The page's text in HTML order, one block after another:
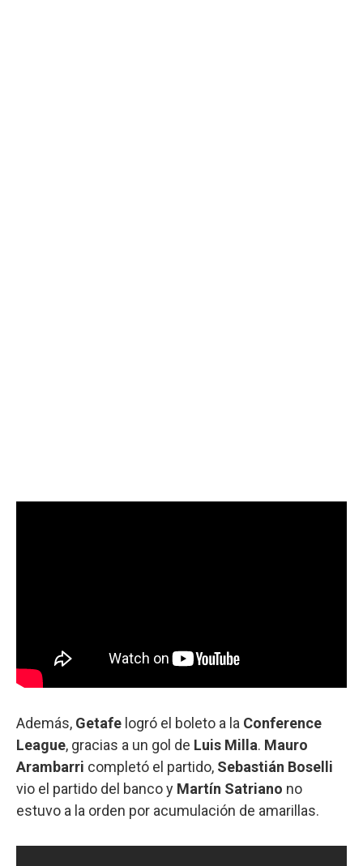
Además, Getafe logró el boleto a la Conference
League, gracias a un gol de Luis Milla. Mauro
Arambarri completó el partido, Sebastián Boselli
vio el partido del banco y Martín Satriano no
estuvo a la orden por acumulación de amarillas.